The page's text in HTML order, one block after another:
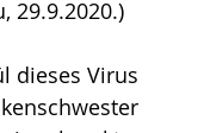
29.9.2020.)
dieses Virus